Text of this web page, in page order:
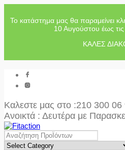
Το κατάστημα μας θα παραμείνει
10 Αυγούστου έως
ΚΑΛΕΣ
Καλεστε μας στο :210 300 06
Ανοικτά : Δευτέρα με